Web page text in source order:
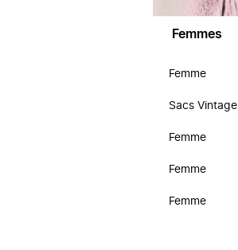
Femmes
Femme
Sacs Vintage
Femme
Femme
Femme